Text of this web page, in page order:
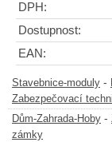
DPH:
Dostupnost:
EAN:
Stavebnice-moduly -
Zabezpečovací
Dům-Zahrada-Hoby -
zámky